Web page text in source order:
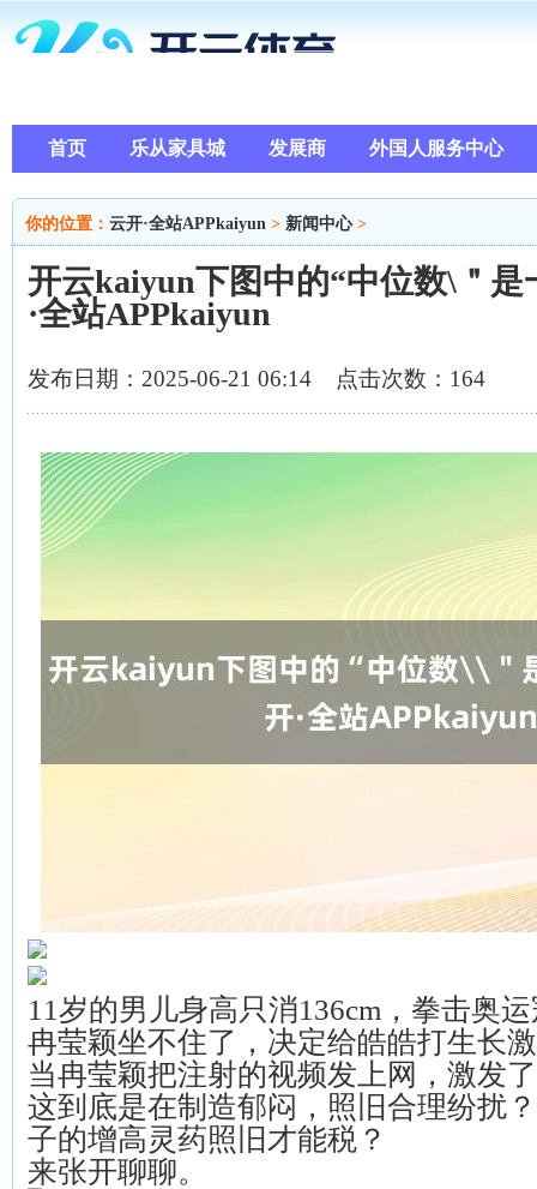
首页 乐从家具城 发展商 外国人服务中心
你的位置： 云开·全站APPkaiyun > 新闻中心>
开云kaiyun下图中的“中位数\＂是
·全站APPkaiyun
发布日期：2025-06-21 06:14 点击次数：164
11岁的男儿身高只消136cm，拳击奥
冉莹颖坐不住了，决定给皓皓打生长
当冉莹颖把注射的视频发上网，激发
这到底是在制造郁闷，照旧合理纷扰
子的增高灵药照旧才能税？
来张开聊聊。